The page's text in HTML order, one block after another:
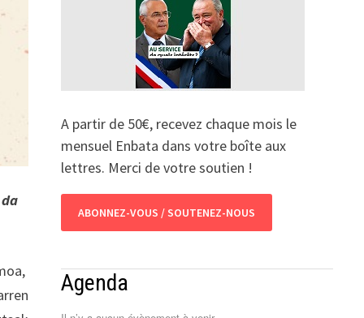
A partir de 50€, recevez chaque mois le
mensuel Enbata dans votre boîte aux
lettres. Merci de votre soutien !
ABONNEZ-VOUS / SOUTENEZ-NOUS
Agenda